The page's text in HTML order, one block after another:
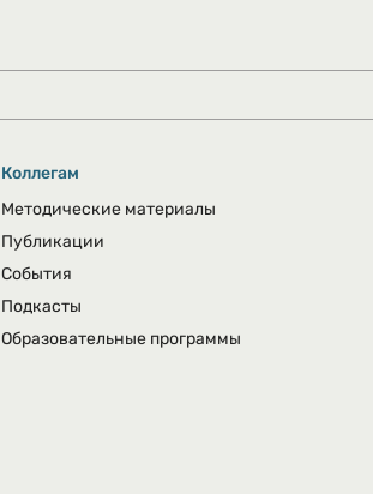
Коллегам
Методические материалы
Публикации
События
Подкасты
Образовательные программы